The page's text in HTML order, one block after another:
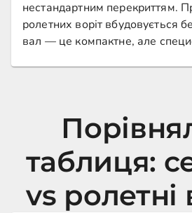
нестандартним перекриттям.
ролетних воріт вбудовується
вал — це компактне, але
таблиця:
vs ролетні